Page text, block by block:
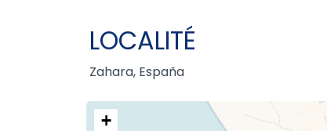
LOCALITÉ
Zahara, España
+